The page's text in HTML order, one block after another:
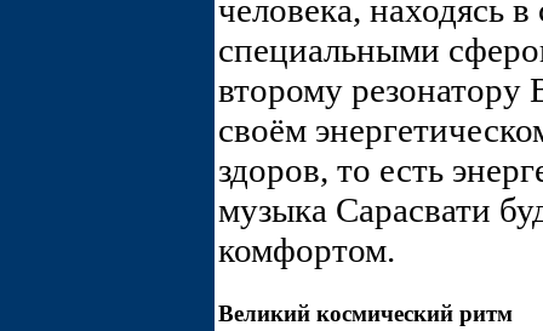
человека, находясь
специальными
второму резонатору
своём
здоров, то есть
музыка Сарасвати
комфортом.
Великий космический ритм